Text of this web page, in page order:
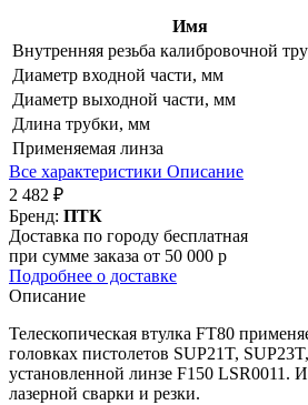
Имя
Внутренняя резьба калибровочной
Диаметр входной части, мм
Диаметр выходной части, мм
Длина трубки, мм
Применяемая линза
Все характеристики Описание
2 482 ₽
Бренд: ПТК
Доставка по городу бесплатная
при сумме заказа от 50 000 р
Подробнее о доставке
Описание
Телескопическая втулка FT80
головках пистолетов SUP21T,
установленной линзе F150 LSR0011.
лазерной сварки и резки.